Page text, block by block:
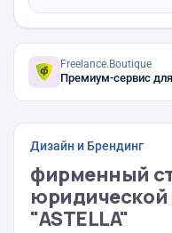
Freelance.Boutique
Премиум-сервис
Дизайн и Брендинг
фирменный
"ASTELLA"